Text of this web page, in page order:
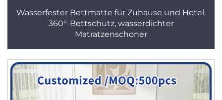
Wasserfester Bettmatte für Zuhause und Hotel,
360°-Bettschutz, wasserdichter
Matratzenschoner